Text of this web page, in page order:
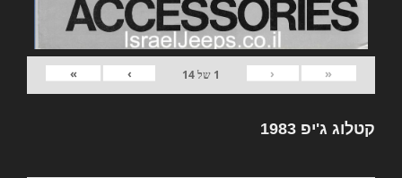
«
‹
1 של14
›
»
קטלוג ג'יפ 1983